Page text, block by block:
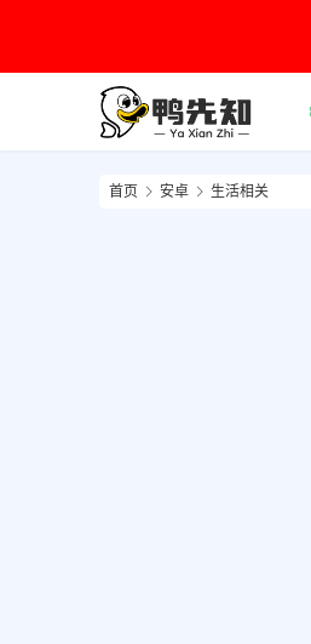
首页 安卓 生活相关